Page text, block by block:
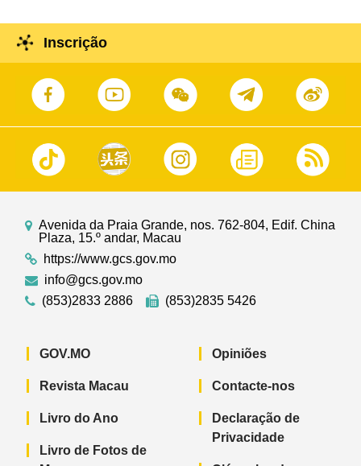
Inscrição
Avenida da Praia Grande, nos. 762-804, Edif. China
Plaza, 15.º andar, Macau
https://www.gcs.gov.mo
info@gcs.gov.mo
(853)2833 2886
(853)2835 5426
GOV.MO
Revista Macau
Livro do Ano
Livro de Fotos de
Opiniões
Contacte-nos
Declaração de
Privacidade